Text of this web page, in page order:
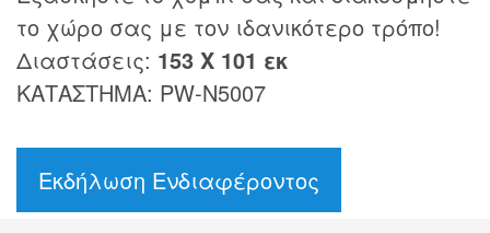
το χώρο σας με τον ιδανικότερο τρόπο!
Διαστάσεις: 153 Χ 101 εκ
ΚΑΤΑΣΤΗΜΑ: PW-N5007
Εκδήλωση Ενδιαφέροντος